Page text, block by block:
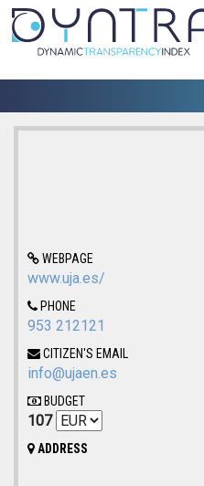
WEBPAGE
www.uja.es/
PHONE
953 212121
CITIZEN'S EMAIL
info@ujaen.es
BUDGET
107
ADDRESS